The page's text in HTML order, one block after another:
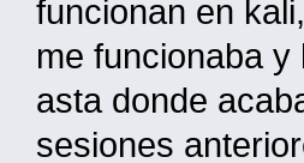
funcionan en
me funcionaba
asta donde
sesiones